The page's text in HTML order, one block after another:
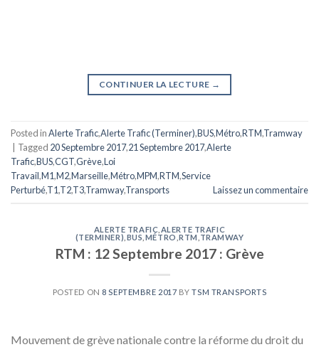
CONTINUER LA LECTURE →
Posted inAlerte Trafic,Alerte Trafic (Terminer),BUS,Métro,RTM,Tramway
Tagged 20 Septembre 2017,21 Septembre 2017,Alerte
Trafic,BUS,CGT,Grève,Loi
Travail,M1,M2,Marseille,Métro,MPM,RTM,Service
Perturbé,T1,T2,T3,Tramway,Transports Laissez un commentaire
ALERTE TRAFIC ALERTE TRAFIC
(TERMINER) BUS MÉTRO ,RTM TRAMWAY
RTM : 12 Septembre 2017 : Grève
POSTED ON 8 SEPTEMBRE 2017 BYTSM TRANSPORTS
Mouvement de grève nationale contre la réforme du droit du